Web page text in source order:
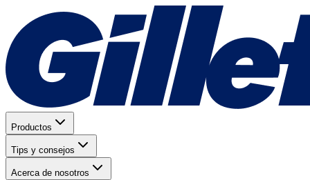
Productos
Tips y consejos
Acerca de nosotros